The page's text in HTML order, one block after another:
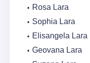
Rosa Lara
Sophia Lara
Elisangela Lara
Geovana Lara